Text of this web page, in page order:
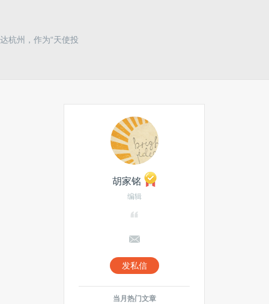
杭州，作为“天使投
胡家铭
编辑
发私信
当月热门文章